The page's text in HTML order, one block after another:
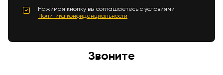
Нажимая кнопку вы соглашаетесь с условиями
Политика конфиденциальности
Звоните